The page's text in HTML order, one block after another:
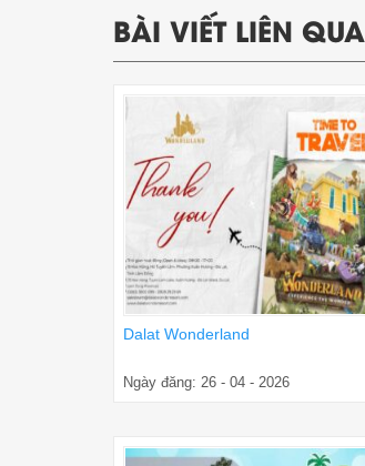
BÀI VIẾT LIÊN
Dalat Wonderland
Ngày đăng: 26 - 04 - 2026